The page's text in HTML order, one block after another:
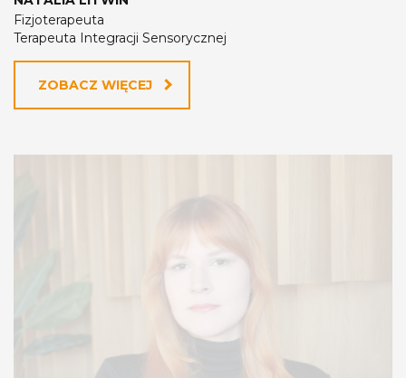
Fizjoterapeuta
Terapeuta Integracji Sensorycznej
ZOBACZ WIĘCEJ